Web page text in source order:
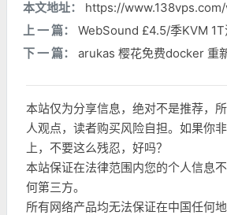
本文地址：
https://
上 一 篇：
WebSound £4.5/季KVM 1T
下 一 篇：
arukas 樱花免费docker 重
本站仅为分享信息，绝对不是推荐，
人观点，读者购买风险自担。如果你
上，不要这么残忍，好吗？
本站保证在法律范围内您的个人信息
何第三方。
所有网络产品均无法保证在中国任何